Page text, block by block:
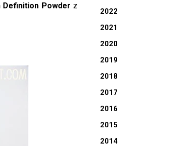
Definition Powder z
2022
2021
2020
2019
2018
2017
2016
2015
2014